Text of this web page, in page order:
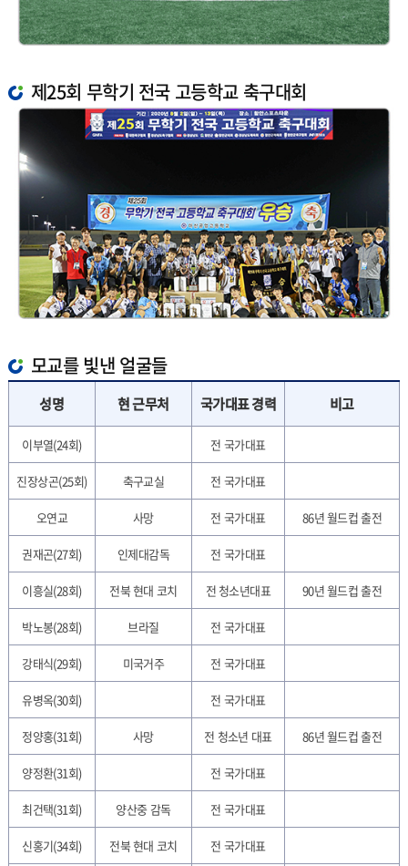
제25회 무학기 전국 고등학교 축구대회
모교를 빛낸 얼굴들
성명 현 근무처 국가대표 경력 비고
이부열(24회) 전 국가대표
진장상곤(25회) 축구교실 전 국가대표
오연교 사망 전 국가대표 86년 월드컵 출전
권재곤(27회) 인제대감독 전 국가대표
이흥실(28회) 전북 현대 코치 전 청소년대표 90년 월드컵 출전
박노봉(28회) 브라질 전 국가대표
강태식(29회) 미국거주 전 국가대표
유병옥(30회) 전 국가대표
정양홍(31회) 사망 전 청소년 대표 86년 월드컵 출전
양정환(31회) 전 국가대표
최건택(31회) 양산중 감독 전 국가대표
신홍기(34회) 전북 현대 코치 전 국가대표